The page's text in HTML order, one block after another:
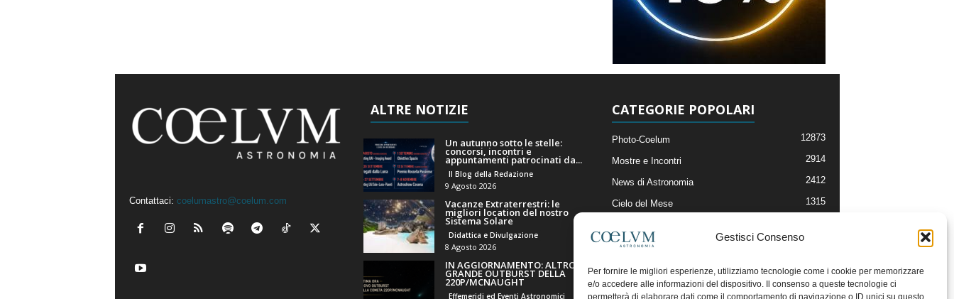
Gestisci Consenso
Per fornire le migliori esperienze, utilizziamo tecnologie come i cookie per memorizzare
e/o accedere alle informazioni del dispositivo. Il consenso a queste tecnologie ci
permetterà di elaborare dati come il comportamento di navigazione o ID unici su questo
Contattaci: coelumastro@coelum.com
ALTRE NOTIZIE
Un autunno sotto le stelle:
concorsi, incontri e
appuntamenti patrocinati da...
Il Blog della Redazione
9 Agosto 2026
Vacanze Extraterrestri: le
migliori location del nostro
Sistema Solare
Didattica e Divulgazione
8 Agosto 2026
IN AGGIORNAMENTO: ALTRO
GRANDE OUTBURST DELLA
220P/MCNAUGHT
Effemeridi ed Eventi Astronomici
CATEGORIE POPOLARI
Photo-Coelum 12873
Mostre e Incontri 2914
News di Astronomia 2412
Cielo del Mese 1315
Articoli e Risorse On-Line
Il Blog della Redazione